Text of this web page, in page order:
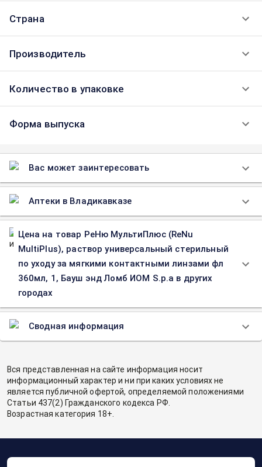
Страна
Производитель
Количество в упаковке
Форма выпуска
Вас может заинтересовать
Аптеки в Владикавказе
Цена на товар РеНю МультиПлюс (ReNu
MultiPlus), раствор универсальный стерильный
по уходу за мягкими контактными линзами фл
360мл, 1, Бауш энд Ломб ИОМ S.p.a в других
городах
Сводная информация
Вся представленная на сайте информация носит
информационный характер и ни при каких условиях не
является публичной офертой, определяемой положениями
Статьи 437(2) Гражданского кодекса РФ.
Возрастная категория 18+.